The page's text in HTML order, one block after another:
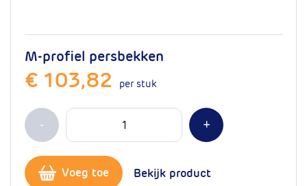
M-profiel persbekken
€ 103,82 per stuk
- Min 1
Aantal
+Plus 1
Voeg toe Bekijk product